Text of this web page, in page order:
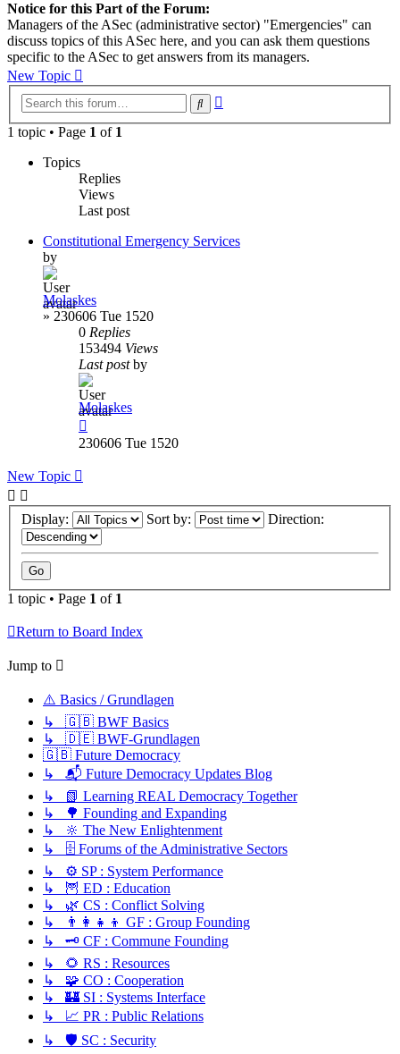
Notice for this Part of the Forum:
Managers of the ASec (administrative sector) "Emergencies" can
discuss topics of this ASec here, and you can ask them questions
specific to the ASec to get answers from its managers.
New Topic
Search
1 topic • Page 1 of 1
Topics
Replies
Views
Last post
Constitutional Emergency Services
by
Molaskes
» 230606 Tue 1520
0 Replies
153494 Views
Last postby
Molaskes
230606 Tue 1520
New Topic
Display: Sort by: Direction:
1 topic • Page 1 of 1
Return to Board Index
Jump to
⚠️ Basics / Grundlagen
↳ 🇬🇧 BWF Basics
↳ 🇩🇪 BWF-Grundlagen
🇬🇧 Future Democracy
↳ 📬 Future Democracy Updates Blog
↳ 📗 Learning REAL Democracy Together
↳ 🌳 Founding and Expanding
↳ 🔆 The New Enlightenment
↳ 🗄️ Forums of the Administrative Sectors
↳ ⚙️ SP : System Performance
↳ 🦉 ED : Education
↳ 🌿 CS : Conflict Solving
↳ 👨‍👩‍👧‍👦 GF : Group Founding
↳ 🗝️ CF : Commune Founding
↳ 🌻 RS : Resources
↳ 🧩 CO : Cooperation
↳ 🏰 SI : Systems Interface
↳ 📈 PR : Public Relations
↳ 🛡️ SC : Security